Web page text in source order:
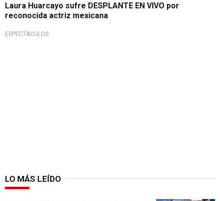
Laura Huarcayo sufre DESPLANTE EN VIVO por
reconocida actriz mexicana
ESPECTÁCULOS
LO MÁS LEÍDO